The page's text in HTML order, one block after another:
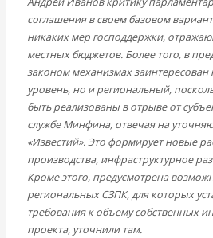
соглашения в своем базовом
никаких мер господдержки,
местных бюджетов. Более того, в
законом механизмах
уровень, но и региональный,
быть реализованы в отрыве от
службе Минфина, отвечая на
«Известий». Это формирует новые
производства, инфраструктурное
Кроме этого, предусмотрена
региональных СЗПК, для которых
требования к объему собственных
проекта, уточнили там.